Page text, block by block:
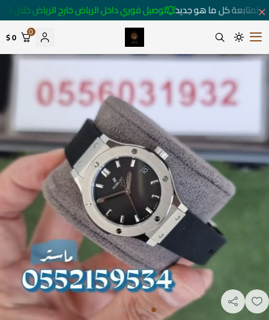
لمتابعة كل ما هو جديد توصيل فوري داخل الرياض خارج الرياض خلال 3 أيام 🚚
متجر ساعات رومانس
0
0 $